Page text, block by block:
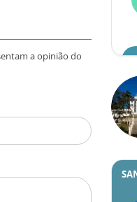
a opinião do